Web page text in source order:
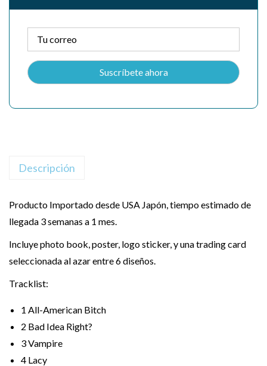
Descripción
Producto Importado desde USA Japón, tiempo estimado de
llegada 3 semanas a 1 mes.
Incluye photo book, poster, logo sticker, y una trading card
seleccionada al azar entre 6 diseños.
Tracklist:
1 All-American Bitch
2 Bad Idea Right?
3Vampire
4 Lacy